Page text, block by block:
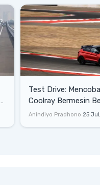
Test Drive: Mencoba Geely
Coolray Bermesin
di Sirkuit Mandalika
Anindiyo Pradhono 25